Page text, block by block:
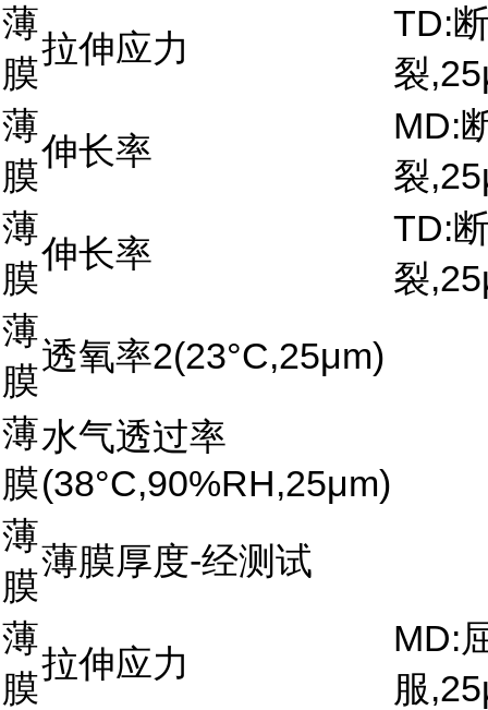
薄
膜
拉伸应力
TD:
裂
薄
膜
伸长率
MD:
裂
薄
膜
伸长率
TD:
裂
薄
膜
透氧率2(23°C,25μm)
薄
膜
水气透过率
(38°C,90%RH,25μm)
薄
膜
薄膜厚度-经测试
薄
膜
拉伸应力
MD:
服